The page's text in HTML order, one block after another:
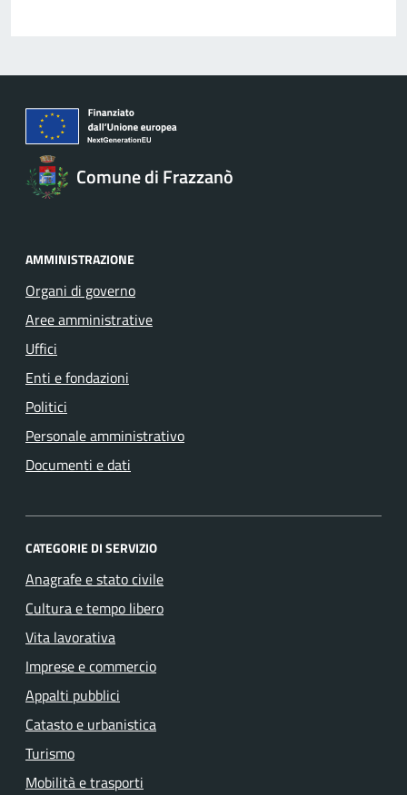
Comune di Frazzanò
AMMINISTRAZIONE
Organi di governo
Aree amministrative
Uffici
Enti e fondazioni
Politici
Personale amministrativo
Documenti e dati
CATEGORIE DI SERVIZIO
Anagrafe e stato civile
Cultura e tempo libero
Vita lavorativa
Imprese e commercio
Appalti pubblici
Catasto e urbanistica
Turismo
Mobilità e trasporti